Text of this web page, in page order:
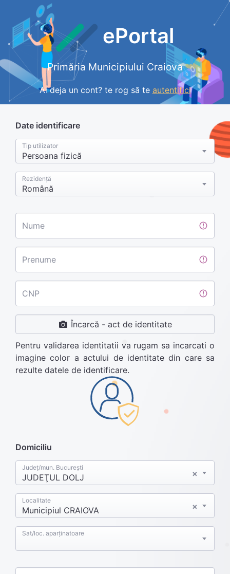
ePortal
Primăria Municipiului Craiova
Ai deja un cont? te rog să te autentifici
Date identificare
Persoana fizică
Tip utilizator
Română
Rezidență
Nume
Prenume
CNP
Încarcă - act de identitate
Pentru validarea identitatii va rugam sa incarcati o
imagine color a actului de identitate din care sa
rezulte datele de identificare.
Domiciliu
×
JUDEŢUL DOLJ
Județ/mun. București
×
Municipiul CRAIOVA
Localitate
Sat/loc. aparținatoare